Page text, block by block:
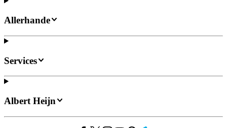
Allerhande
Services
Albert Heijn